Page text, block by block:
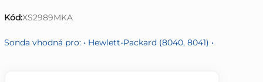
0,0
Kód:XS2989MKA
Sonda vhodná pro: • Hewlett-Packard (8040, 8041) •